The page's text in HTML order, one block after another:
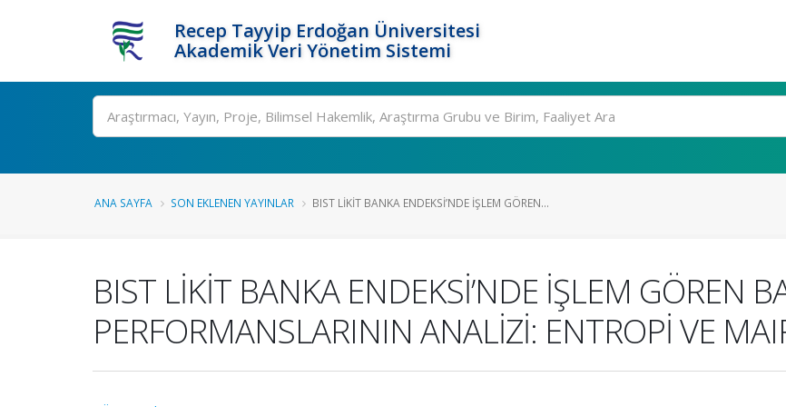
Recep Tayyip Erdoğan Üniversitesi
Akademik Veri Yönetim Sistemi
Ara
ANA SAYFA SON EKLENEN YAYINLAR BIST LİKİT BANKA ENDEKSİ’NDE İŞLEM GÖREN...
BIST LİKİT BANKA ENDEKSİ’NDE İŞLEM GÖREN
PERFORMANSLARININ ANALİZİ: ENTROPİ VE